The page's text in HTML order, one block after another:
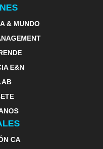
& MUNDO
E&N
CA